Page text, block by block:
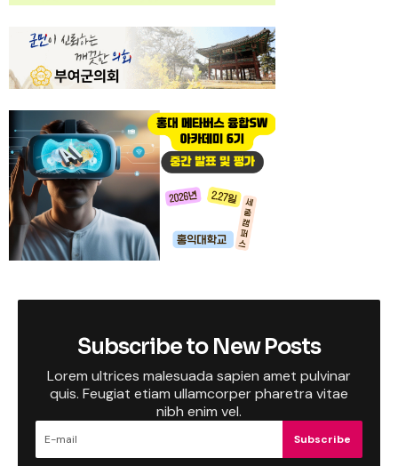
Subscribe to New Posts
Lorem ultrices malesuada sapien amet pulvinar
quis. Feugiat etiam ullamcorper pharetra vitae
nibh enim vel.
Subscribe